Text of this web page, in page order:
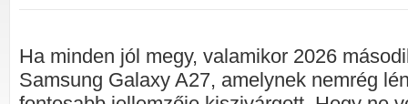
Ha minden jól megy, valamikor 2026
Samsung Galaxy A27, amelynek nemrég